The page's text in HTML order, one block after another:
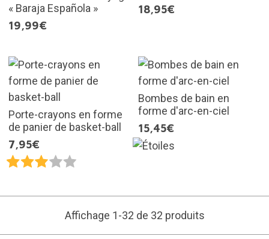
« Baraja Española »
19,99€
18,95€
Porte-crayons en forme
de panier de basket-ball
7,95€
Bombes de bain en
forme d'arc-en-ciel
15,45€
Affichage 1-32 de 32 produits